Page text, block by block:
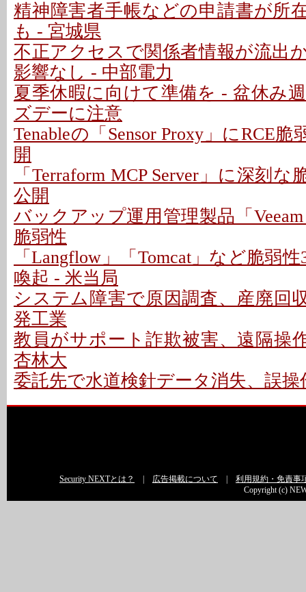
精神障害者手帳などの申請書が所
も - 宮城県
不正アクセスで関係者情報が流出
影響なし - 中部電力
夏季休暇に向けて準備を - 盆休み
ズデーに注意
Tenableの「Sensor Proxy」にRCE
開
「Terraform MCP Server」に深刻
公開
バックアップ運用管理製品「
脆弱性
「Langflow」「Tomcat」など脆弱
喚起 - 米当局
システム障害で原因調査、産廃回
発工業
教員がサポート詐欺被害、遠隔操
杏林大
委託先で水道検針データ消失、誤
Security NEXTとは？ 広告掲載について
利用規約・免責事
Copyright (c)